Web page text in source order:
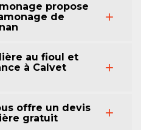
propose
de
au fioul et
à Calvet
offre un devis
gratuit